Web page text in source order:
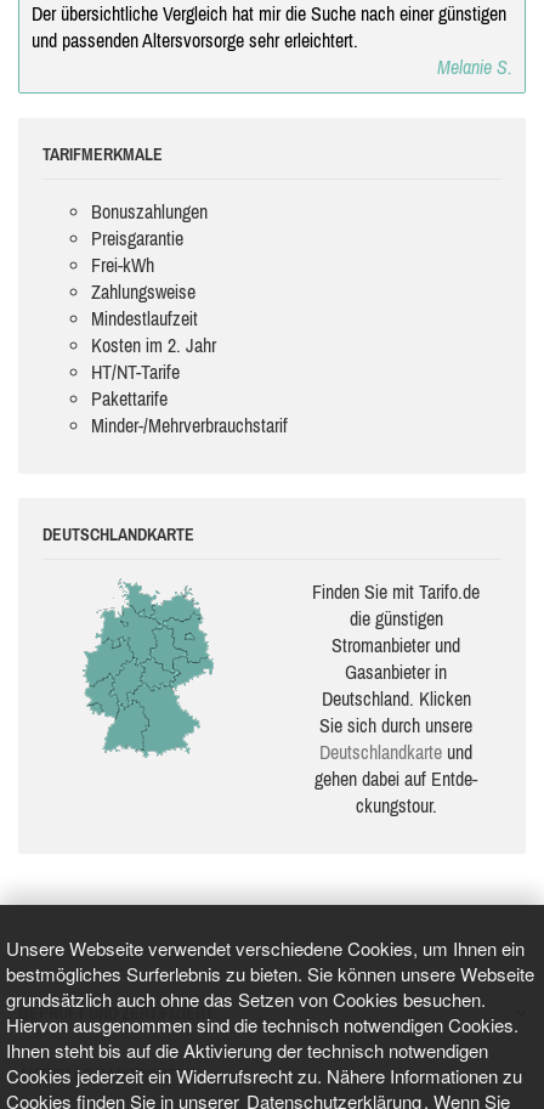
Unsere Webseite verwendet verschiedene Cookies, um Ihnen ein
bestmögliches Surferlebnis zu bieten. Sie können unsere Webseite
grundsätzlich auch ohne das Setzen von Cookies besuchen.
Hiervon ausgenommen sind die technisch notwendigen Cookies.
Ihnen steht bis auf die Aktivierung der technisch notwendigen
Cookies jederzeit ein Widerrufsrecht zu. Nähere Informationen zu
Cookies finden Sie in unserer Datenschutzerklärung. Wenn Sie
Der übersichtliche Vergleich hat mir die Suche nach einer günstigen
und passenden Altersvorsorge sehr erleichtert.
Melanie S.
TARIFMERKMALE
Bonuszahlungen
Preisgarantie
Frei-kWh
Zahlungsweise
Mindestlaufzeit
Kosten im 2. Jahr
HT/NT-Tarife
Pakettarife
Minder-/Mehrverbrauchstarif
DEUTSCHLANDKARTE
Finden Sie mit Tarifo.de
die güns­ti­gen
Stromanbieter und
Gasanbieter in
Deutschland. Klicken
Sie sich durch unsere
Deutsch­land­karte und
gehen dabei auf Ent­de­
ckungs­tour.
GEPRÜFT UND ZERTIFIZIERT
AKTUELLE NACHRICHTEN